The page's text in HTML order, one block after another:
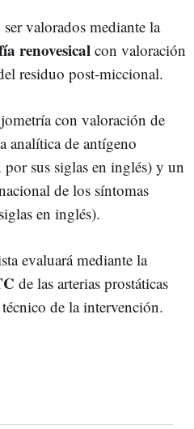
valorados mediante la
renovesical con valoración
residuo post-miccional.
con valoración de
de antígeno
sus siglas en inglés) y un
de los síntomas
en inglés).
evaluará mediante la
de las arterias prostáticas
de la intervención.